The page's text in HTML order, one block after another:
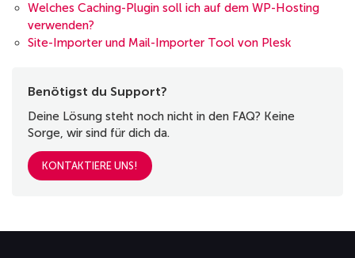
Welches Caching-Plugin soll ich auf dem WP-Hosting
verwenden?
Site-Importer und Mail-Importer Tool von Plesk
Benötigst du Support?
Deine Lösung steht noch nicht in den FAQ? Keine
Sorge, wir sind für dich da.
KONTAKTIERE UNS!